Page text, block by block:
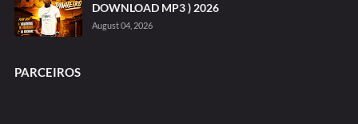
DOWNLOAD MP3 ) 2026
August 04, 2026
PARCEIROS